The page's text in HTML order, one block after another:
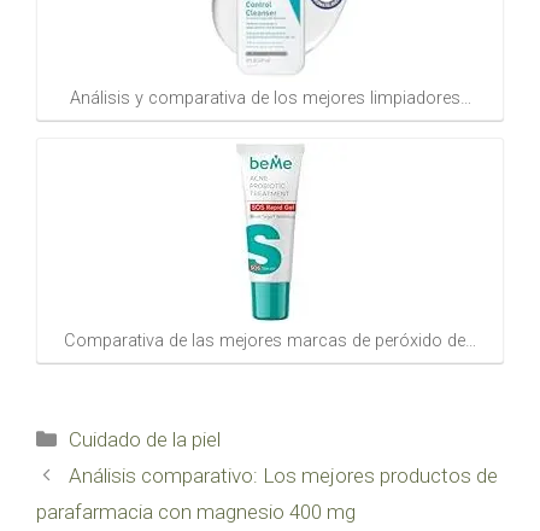
Análisis y comparativa de los mejores limpiadores…
Comparativa de las mejores marcas de peróxido de…
Categorías
Cuidado de la piel
Análisis comparativo: Los mejores productos de
parafarmacia con magnesio 400 mg